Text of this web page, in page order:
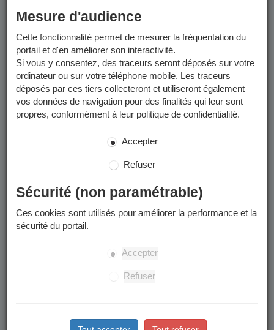
FAMILLE
En quelques clics, vous
pouvez :
Préinscrire votre enfant à l'école
Inscrire votre enfant à la restauration scolaire et aux
accueils périscolaires (matin,midi,soir)
Effectuer une inscription à une activité sportive pour adulte
Consulter et mettre à jour vos coordonnées mail et
téléphoniques
Consulter et télécharger vos factures et autres documents
(règlements, flyers...)
vous avons transmis (certificat d'inscription scolaire,
Mesure d'audience
Cette fonctionnalité permet de mesurer la fréquentation du
portail et d'en améliorer son interactivité.
Si vous y consentez, des traceurs seront déposés sur votre
ordinateur ou sur votre téléphone mobile. Les traceurs
déposés par ces tiers collecteront et utiliseront également
vos données de navigation pour des finalités qui leur sont
propres, conformément à leur politique de confidentialité.
Accepter
Refuser
Sécurité (non paramétrable)
Ces cookies sont utilisés pour améliorer la performance et la
sécurité du portail.
Accepter
Refuser